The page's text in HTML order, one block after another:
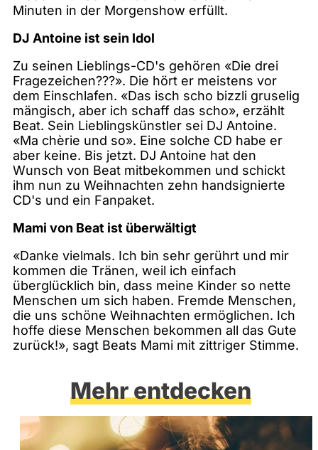
Minuten in der Morgenshow erfüllt.
DJ Antoine ist sein Idol
Zu seinen Lieblings-CD's gehören «Die drei
Fragezeichen???». Die hört er meistens vor
dem Einschlafen. «Das isch scho bizzli gruselig
mängisch, aber ich schaff das scho», erzählt
Beat. Sein Lieblingskünstler sei DJ Antoine.
«Ma chèrie und so». Eine solche CD habe er
aber keine. Bis jetzt. DJ Antoine hat den
Wunsch von Beat mitbekommen und schickt
ihm nun zu Weihnachten zehn handsignierte
CD's und ein Fanpaket.
Mami von Beat ist überwältigt
«Danke vielmals. Ich bin sehr gerührt und mir
kommen die Tränen, weil ich einfach
überglücklich bin, dass meine Kinder so nette
Menschen um sich haben. Fremde Menschen,
die uns schöne Weihnachten ermöglichen. Ich
hoffe diese Menschen bekommen all das Gute
zurück!», sagt Beats Mami mit zittriger Stimme.
Mehr entdecken